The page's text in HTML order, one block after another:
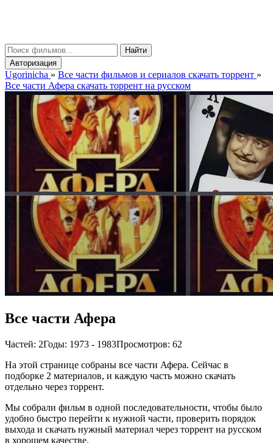
Найти
Авторизация
Ugorinicha » Все части фильмов и сериалов скачать торрент »
Все части Афера скачать торрент на русском
Все части Афера
Частей: 2Годы: 1973 - 1983Просмотров: 62
На этой странице собраны все части Афера. Сейчас в
подборке 2 материалов, и каждую часть можно скачать
отдельно через торрент.
Мы собрали фильм в одной последовательности, чтобы было
удобно быстро перейти к нужной части, проверить порядок
выхода и скачать нужный материал через торрент на русском
в хорошем качестве.